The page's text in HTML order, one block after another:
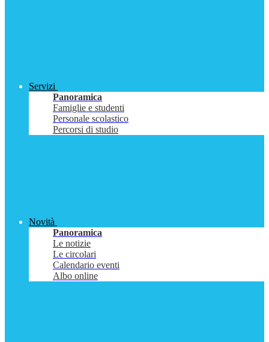
Servizi
Panoramica
Famiglie e studenti
Personale scolastico
Percorsi di studio
Novità
Panoramica
Le notizie
Le circolari
Calendario eventi
Albo online